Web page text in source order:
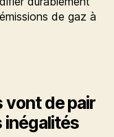
de gaz à
vont de pair
inégalités